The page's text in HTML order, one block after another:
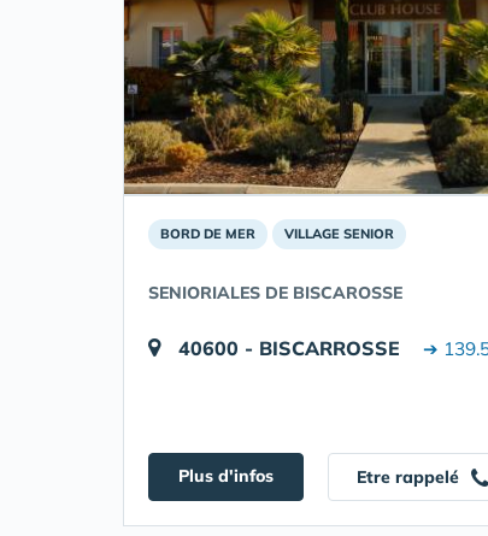
BORD DE MER VILLAGE SENIOR
SENIORIALES DE BISCAROSSE
40600 - BISCARROSSE ➔
Plus d'infos Etre rappelé